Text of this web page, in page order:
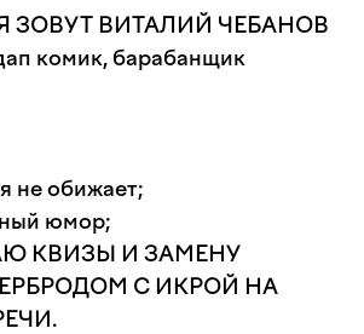
ЗОВУТ ВИТАЛИЙ ЧЕБАНОВ
комик, барабанщик
не обижает;
юмор;
КВИЗЫ И ЗАМЕНУ
С ИКРОЙ НА